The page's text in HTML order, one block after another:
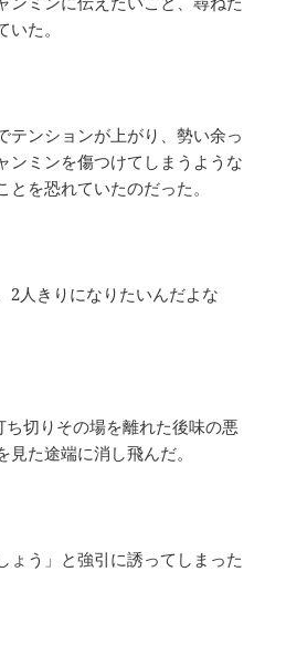
た。
テンションが上がり、勢い余っ
ンミンを傷つけてしまうような
を恐れていたのだった。
2人きりになりたいんだよな
切りその場を離れた後味の悪
た途端に消し飛んだ。
ょう」と強引に誘ってしまった